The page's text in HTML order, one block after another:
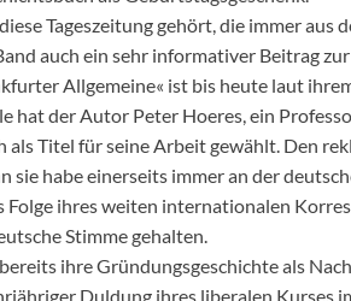
Tageszeitung gehört, die immer
auch ein sehr informativer Beitrag
Allgemeine« ist bis heute laut
hat der Autor Peter Hoeres, ein
als Titel für seine Arbeit gewählt. Den
sie habe einerseits immer an der
Folge ihres weiten internationalen
Stimme gehalten.
ihre Gründungsgeschichte als
Duldung ihres liberalen Kurses